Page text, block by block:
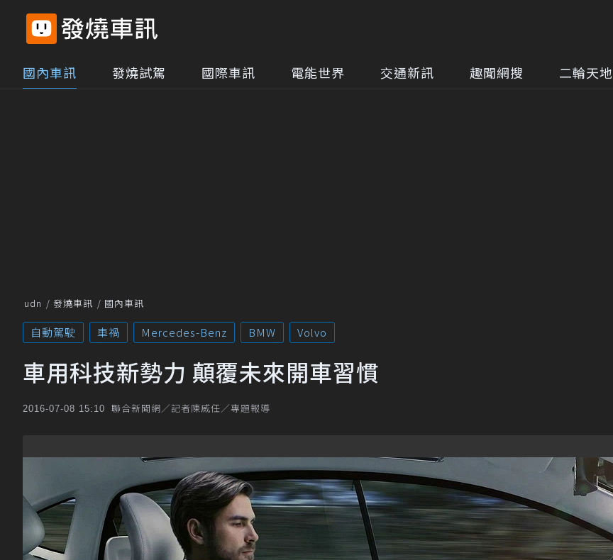
國內車訊 發燒試駕 國際車訊 電能世界 交通新訊 趣聞網搜 二輪天地
udn 發燒車訊 國內車訊
自動駕駛 車禍 Mercedes-Benz BMW Volvo
車用科技新勢力 顛覆未來開車習慣
2016-07-08 15:10 聯合新聞網／記者陳威任／專題報導